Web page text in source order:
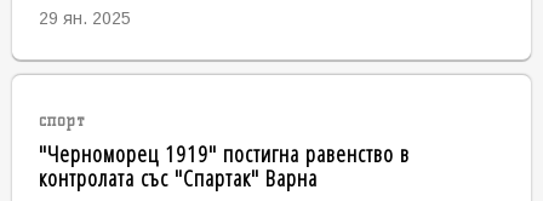
29 ян. 2025
спорт
"Черноморец 1919" постигна равенство в
контролата със "Спартак" Варна